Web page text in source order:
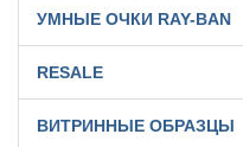
УМНЫЕ ОЧКИ RAY-BAN
RESALE
ВИТРИННЫЕ ОБРАЗЦЫ